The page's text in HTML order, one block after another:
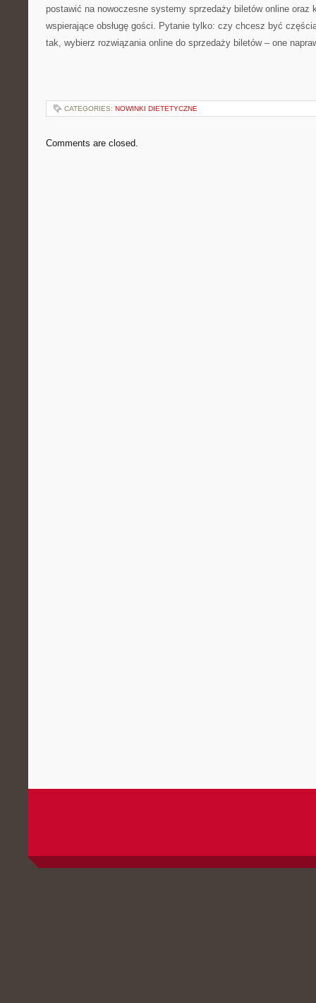
postawić na nowoczesne systemy sprzedaży biletów online oraz
wspierające obsługę gości. Pytanie tylko: czy chcesz być
tak, wybierz rozwiązania online do sprzedaży biletów – one
CATEGORIES: NOWINKI DIETETYCZNE
Comments are closed.